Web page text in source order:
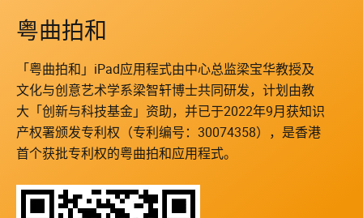
粤曲拍和
「粤曲拍和」iPad应用程式由中心总监梁宝华教授及
文化与创意艺术学系梁智轩博士共同研发，计划由教
大「创新与科技基金」资助，并已于2022年9月获知识
产权署颁发专利权（专利编号：30074358），是香港
首个获批专利权的粤曲拍和应用程式。